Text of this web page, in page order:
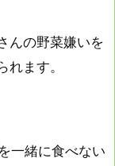
んの野菜嫌いを
ます。
一緒に食べない